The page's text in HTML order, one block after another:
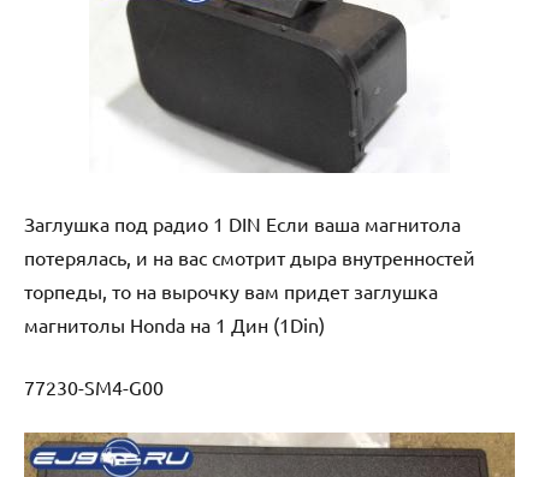
Заглушка под радио 1 DIN Если ваша магнитола
потерялась, и на вас смотрит дыра внутренностей
торпеды, то на вырочку вам придет заглушка
магнитолы Honda на 1 Дин (1Din)
77230-SM4-G00